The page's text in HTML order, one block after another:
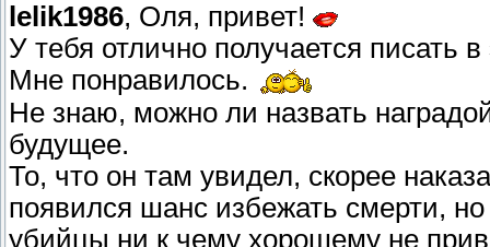
lelik1986, Оля, привет!
У тебя отлично получается писать
Мне понравилось.
Не знаю, можно ли назвать
будущее.
То, что он там увидел, скорее
появился шанс избежать смерти,
убийцы ни к чему хорошему не